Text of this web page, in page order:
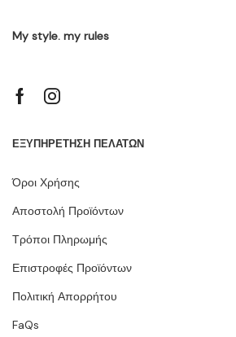
My style. my rules
ΕΞΥΠΗΡΕΤΗΣΗ ΠΕΛΑΤΩΝ
Όροι Χρήσης
Αποστολή Προϊόντων
Τρόποι Πληρωμής
Επιστροφές Προϊόντων
Πολιτική Απορρήτου
FaQs